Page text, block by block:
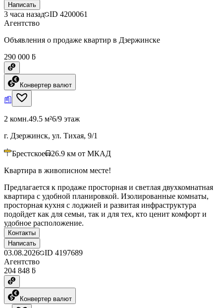
Написать
3 часа назад ID 4200061
Агентство
Объявления о продаже квартир в Дзержинске
290 000 ƃ
Конвертер валют
2 комн.49.5 м²6/9 этаж
г. Дзержинск, ул. Тихая, 9/1
Брестское 26.9 км от МКАД
Квартира в живописном месте!
Предлагается к продаже просторная и светлая двухкомнатная
квартира с удобной планировкой. Изолированные комнаты,
просторная кухня с лоджией и развитая инфраструктура
подойдет как для семьи, так и для тех, кто ценит комфорт и
удобное расположение.
Контакты
Написать
03.08.2026 ID 4197689
Агентство
204 848 ƃ
Конвертер валют